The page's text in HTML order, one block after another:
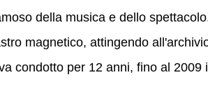
della musica e dello
magnetico, attingendo
condotto per 12 anni, fino al 2009